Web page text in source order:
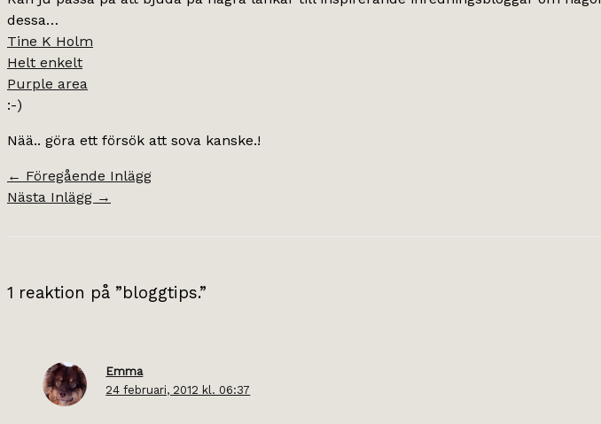
dessa…
Tine K Holm
Helt enkelt
Purple area
:-)
Nää.. göra ett försök att sova kanske.!
← Föregående Inlägg
Nästa Inlägg →
1 reaktion på ”bloggtips.”
Emma
24 februari, 2012 kl. 06:37